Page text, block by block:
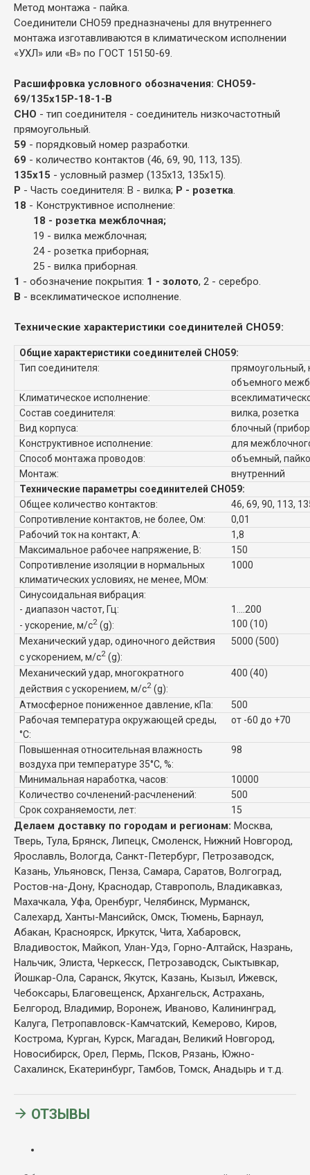
Метод монтажа - пайка.
Соединители СНО59 предназначены для внутреннего
монтажа изготавливаются в климатическом исполнении
«УХЛ» или «В» по ГОСТ 15150-69.
Расшифровка условного обозначения: СНО59-
69/135х15Р-18-1-В
СНО - тип соединителя - соединитель низкочастотный
прямоугольный.
59 - порядковый номер разработки.
69 - количество контактов (46, 69, 90, 113, 135).
135х15 - условный размер (135х13, 135х15).
Р - Часть соединителя: В - вилка; Р - розетка.
18 - Конструктивное исполнение:
18 - розетка межблочная;
19 - вилка межблочная;
24 - розетка приборная;
25 - вилка приборная.
1 - обозначение покрытия: 1 - золото, 2 - серебро.
В - всеклиматическое исполнение.
Технические характеристики соединителей СНО59:
Общие характеристики соединителей СНО59:
Тип соединителя:
прямоугольный,
объемного
Климатическое исполнение:
Состав соединителя:
вилка, розетка
Вид корпуса:
блочный
Конструктивное исполнение:
для
Способ монтажа проводов:
объемный,
Монтаж:
внутренний
Технические параметры соединителей СНО59:
Общее количество контактов:
46, 69, 90, 113,
Сопротивление контактов, не более, Ом:
0,01
Рабочий ток на контакт, А:
1,8
Максимальное рабочее напряжение, В:
150
Сопротивление изоляции в нормальных
климатических условиях, не менее, МОм:
1000
Синусоидальная вибрация:
- диапазон частот, Гц:
- ускорение, м/с2 (g):
1....200
100 (10)
Механический удар, одиночного действия
с ускорением, м/с2 (g):
5000 (500)
Механический удар, многократного
действия с ускорением, м/с2 (g):
400 (40)
Атмосферное пониженное давление, кПа:
500
Рабочая температура окружающей среды,
°C:
от -60 до +70
Повышенная относительная влажность
воздуха при температуре 35°C, %:
98
Минимальная наработка, часов:
10000
Количество сочленений-расчленений:
500
Срок сохраняемости, лет:
15
Делаем доставку по городам и регионам: Москва,
Тверь, Тула, Брянск, Липецк, Смоленск, Нижний Новгород,
Ярославль, Вологда, Санкт-Петербург, Петрозаводск,
Казань, Ульяновск, Пенза, Самара, Саратов, Волгоград,
Ростов-на-Дону, Краснодар, Ставрополь, Владикавказ,
Махачкала, Уфа, Оренбург, Челябинск, Мурманск,
Салехард, Ханты-Мансийск, Омск, Тюмень, Барнаул,
Абакан, Красноярск, Иркутск, Чита, Хабаровск,
Владивосток, Майкоп, Улан-Удэ, Горно-Алтайск, Назрань,
Нальчик, Элиста, Черкесск, Петрозаводск, Сыктывкар,
Йошкар-Ола, Саранск, Якутск, Казань, Кызыл, Ижевск,
Чебоксары, Благовещенск, Архангельск, Астрахань,
Белгород, Владимир, Воронеж, Иваново, Калининград,
Калуга, Петропавловск-Камчатский, Кемерово, Киров,
Кострома, Курган, Курск, Магадан, Великий Новгород,
Новосибирск, Орел, Пермь, Псков, Рязань, Южно-
Сахалинск, Екатеринбург, Тамбов, Томск, Анадырь и т.д.
ОТЗЫВЫ